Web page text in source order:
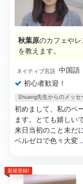
秋葉原のカフェや
を教えます。
ネイティブ言語 中国語
初心者歓迎！
Shuang先生からのメッセ
初めまして、私のペ
ます。とても嬉しい
来日当初のこと未だ
ベルゼロで色々大変
新規登録!